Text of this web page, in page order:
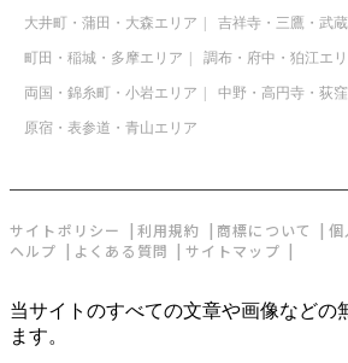
大井町・蒲田・大森エリア 吉祥寺・三鷹・武
町田・稲城・多摩エリア 調布・府中・狛江エ
両国・錦糸町・小岩エリア 中野・高円寺・荻
原宿・表参道・青山エリア
サイトポリシー 利用規約 商標について
個
ヘルプ
よくある質問 サイトマップ
当サイトのすべての文章や画像などの
ます。